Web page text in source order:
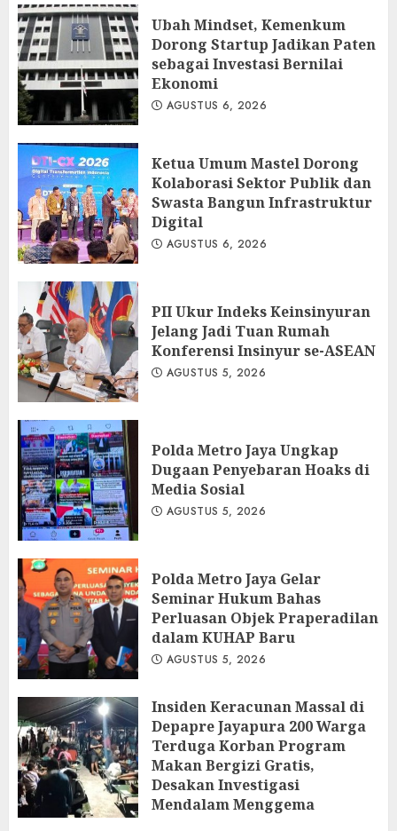
Ubah Mindset, Kemenkum
Dorong Startup Jadikan Paten
sebagai Investasi Bernilai
Ekonomi
AGUSTUS 6, 2026
Ketua Umum Mastel Dorong
Kolaborasi Sektor Publik dan
Swasta Bangun Infrastruktur
Digital
AGUSTUS 6, 2026
PII Ukur Indeks Keinsinyuran
Jelang Jadi Tuan Rumah
Konferensi Insinyur se-ASEAN
AGUSTUS 5, 2026
Polda Metro Jaya Ungkap
Dugaan Penyebaran Hoaks di
Media Sosial
AGUSTUS 5, 2026
Polda Metro Jaya Gelar
Seminar Hukum Bahas
Perluasan Objek Praperadilan
dalam KUHAP Baru
AGUSTUS 5, 2026
Insiden Keracunan Massal di
Depapre Jayapura 200 Warga
Terduga Korban Program
Makan Bergizi Gratis,
Desakan Investigasi
Mendalam Menggema